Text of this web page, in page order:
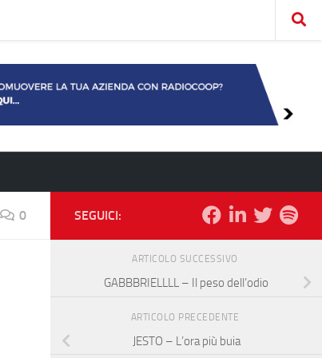
0 SEGUICI:
ARTICOLO SUCCESSIVO
GABBBRIELLLL – Il peso dell’odio
ARTICOLO PRECEDENTE
JESTO – L’ora più buia